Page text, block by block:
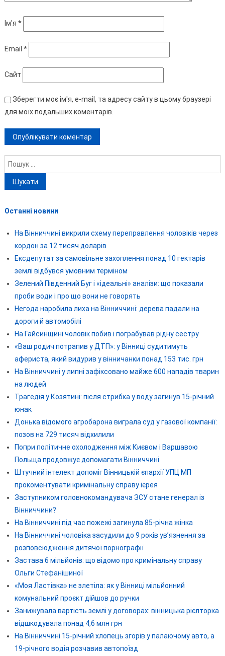
Ім'я *
Email *
Сайт
Зберегти моє ім'я, e-mail, та адресу сайту в цьому браузері
для моїх подальших коментарів.
Пошук:
Останні новини
На Вінниччині викрили схему переправлення чоловіків через
кордон за 12 тисяч доларів
Ексдепутат за самовільне захоплення понад 10 гектарів
землі відбувся умовним терміном
Зелений Південний Буг і «ідеальні» аналізи: що показали
проби води і про що вони не говорять
Негода наробила лиха на Вінниччині: дерева падали на
дороги й автомобілі
На Гайсинщині чоловік побив і пограбував рідну сестру
«Ваш родич потрапив у ДТП»: у Вінниці судитимуть
афериста, який видурив у вінничанки понад 153 тис. грн
На Вінниччині у липні зафіксовано майже 600 нападів тварин
на людей
Трагедія у Козятині: після стрибка у воду загинув 15-річний
юнак
Донька відомого агробарона виграла суд у газової компанії:
позов на 729 тисяч відхилили
Попри політичне охолодження між Києвом і Варшавою
Польща продовжує допомагати Вінниччині
Штучний інтелект допоміг Вінницькій єпархії УПЦ МП
прокоментувати кримінальну справу ієрея
Заступником головнокомандувача ЗСУ стане генерал із
Вінниччини?
На Вінниччині під час пожежі загинула 85-річна жінка
На Вінниччині чоловіка засудили до 9 років ув’язнення за
розповсюдження дитячої порнографії
Застава 6 мільйонів: що відомо про кримінальну справу
Ольги Стефанішиної
«Моя Ластівка» не злетіла: як у Вінниці мільйонний
комунальний проєкт дійшов до ручки
Занижувала вартість землі у договорах: вінницька рієлторка
відшкодувала понад 4,6 млн грн
На Вінниччині 15-річний хлопець згорів у палаючому авто, а
19-річного водія розчавив автопоїзд